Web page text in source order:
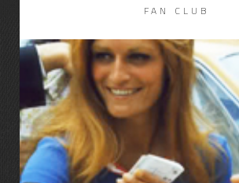
FAN CLUB
LIRE LA SUITE